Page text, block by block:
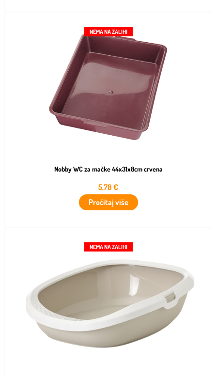
NEMA NA ZALIHI
Nobby WC za mačke 44x31x8cm crvena
5,78 €
Pročitaj više
NEMA NA ZALIHI